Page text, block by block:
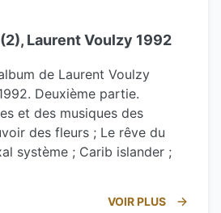
Laurent Voulzy 1992
de Laurent Voulzy
Deuxième partie.
et des musiques des
des fleurs ; Le rêve du
système ; Carib islander ;
VOIR PLUS